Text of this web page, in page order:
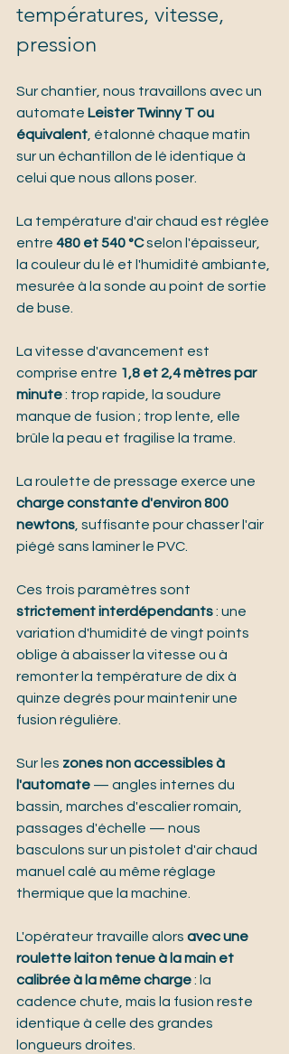
températures, vitesse,
pression
Sur chantier, nous travaillons avec un
automate Leister Twinny T ou
équivalent, étalonné chaque matin
sur un échantillon de lé identique à
celui que nous allons poser.
La température d'air chaud est réglée
entre 480 et 540 °C selon l'épaisseur,
la couleur du lé et l'humidité ambiante,
mesurée à la sonde au point de sortie
de buse.
La vitesse d'avancement est
comprise entre 1,8 et 2,4 mètres par
minute : trop rapide, la soudure
manque de fusion ; trop lente, elle
brûle la peau et fragilise la trame.
La roulette de pressage exerce une
charge constante d'environ 800
newtons, suffisante pour chasser l'air
piégé sans laminer le PVC.
Ces trois paramètres sont
strictement interdépendants : une
variation d'humidité de vingt points
oblige à abaisser la vitesse ou à
remonter la température de dix à
quinze degrés pour maintenir une
fusion régulière.
Sur les zones non accessibles à
l'automate — angles internes du
bassin, marches d'escalier romain,
passages d'échelle — nous
basculons sur un pistolet d'air chaud
manuel calé au même réglage
thermique que la machine.
L'opérateur travaille alors avec une
roulette laiton tenue à la main et
calibrée à la même charge : la
cadence chute, mais la fusion reste
identique à celle des grandes
longueurs droites.